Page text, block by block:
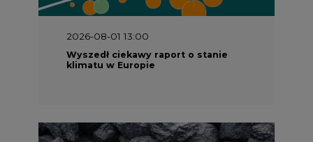
2026-08-01 13:00
Wyszedł ciekawy raport o stanie
klimatu w Europie